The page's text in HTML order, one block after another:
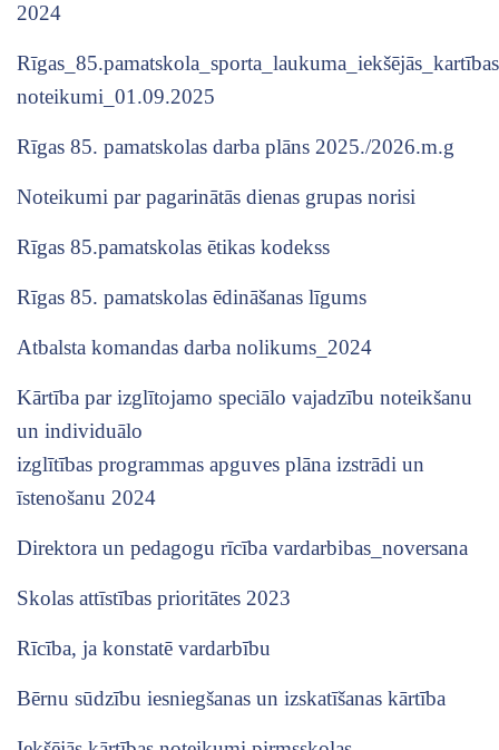
2024
Rīgas_85.pamatskola_sporta_laukuma_iekšējās_kartības
noteikumi_01.09.2025
Rīgas 85. pamatskolas darba plāns 2025./2026.m.g
Noteikumi par pagarinātās dienas grupas norisi
Rīgas 85.pamatskolas ētikas kodekss
Rīgas 85. pamatskolas ēdināšanas līgums
Atbalsta komandas darba nolikums_2024
Kārtība par izglītojamo speciālo vajadzību noteikšanu
un individuālo
izglītības programmas apguves plāna izstrādi un
īstenošanu 2024
Direktora un pedagogu rīcība vardarbibas_noversana
Skolas attīstības prioritātes 2023
Rīcība, ja konstatē vardarbību
Bērnu sūdzību iesniegšanas un izskatīšanas kārtība